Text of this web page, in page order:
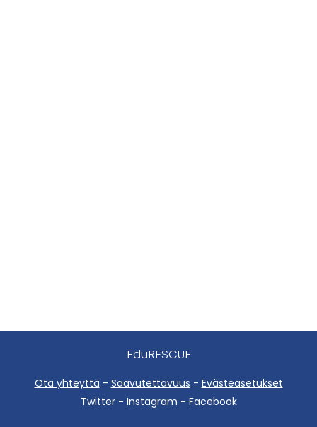
EduRESCUE
Ota yhteyttä - Saavutettavuus - Evästeasetukset
Twitter - Instagram - Facebook